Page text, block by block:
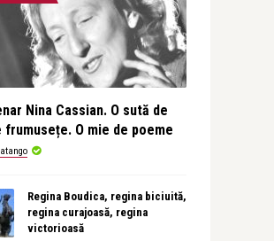
Nina Cassian. O sută de
frumusețe. O mie de poeme
Regina Boudica, regina biciuită,
regina curajoasă, regina
victorioasă